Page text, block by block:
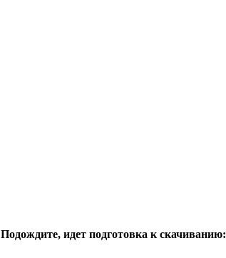
Подождите, идет подготовка к скачиванию: